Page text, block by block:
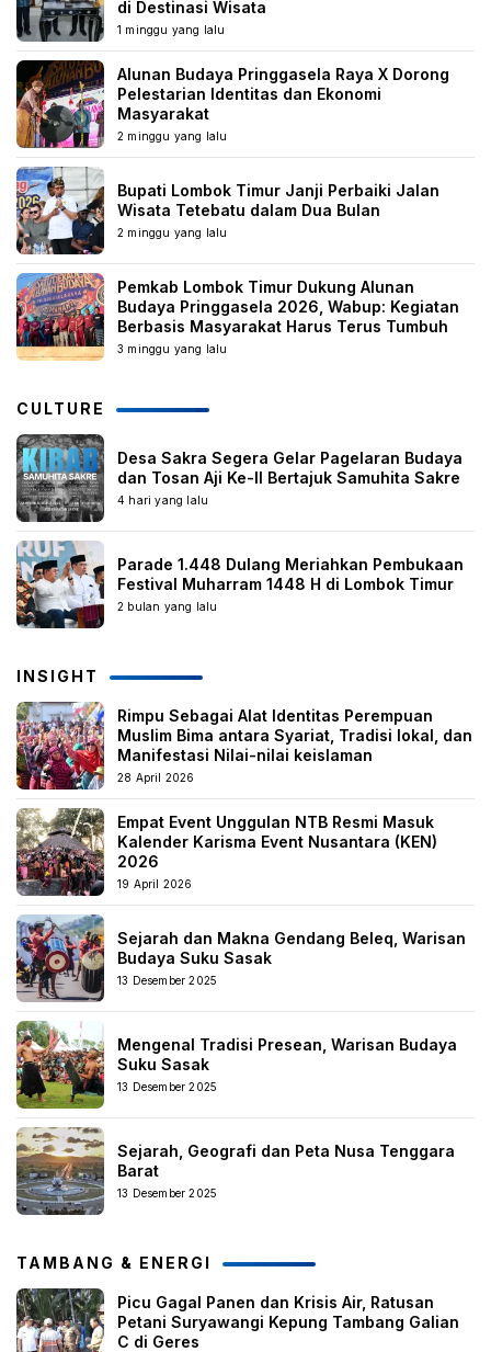
di Destinasi Wisata
1 minggu yang lalu
Alunan Budaya Pringgasela Raya X Dorong
Pelestarian Identitas dan Ekonomi
Masyarakat
2 minggu yang lalu
Bupati Lombok Timur Janji Perbaiki Jalan
Wisata Tetebatu dalam Dua Bulan
2 minggu yang lalu
Pemkab Lombok Timur Dukung Alunan
Budaya Pringgasela 2026, Wabup: Kegiatan
Berbasis Masyarakat Harus Terus Tumbuh
3 minggu yang lalu
CULTURE
Desa Sakra Segera Gelar Pagelaran Budaya
dan Tosan Aji Ke-II Bertajuk Samuhita Sakre
4 hari yang lalu
Parade 1.448 Dulang Meriahkan Pembukaan
Festival Muharram 1448 H di Lombok Timur
2 bulan yang lalu
INSIGHT
Rimpu Sebagai Alat Identitas Perempuan
Muslim Bima antara Syariat, Tradisi lokal, dan
Manifestasi Nilai-nilai keislaman
28 April 2026
Empat Event Unggulan NTB Resmi Masuk
Kalender Karisma Event Nusantara (KEN)
2026
19 April 2026
Sejarah dan Makna Gendang Beleq, Warisan
Budaya Suku Sasak
13 Desember 2025
Mengenal Tradisi Presean, Warisan Budaya
Suku Sasak
13 Desember 2025
Sejarah, Geografi dan Peta Nusa Tenggara
Barat
13 Desember 2025
TAMBANG & ENERGI
Picu Gagal Panen dan Krisis Air, Ratusan
Petani Suryawangi Kepung Tambang Galian
C di Geres